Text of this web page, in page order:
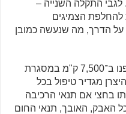
לגבי התקלה השנייה –
להחלפת הצמיגים
על הדרך, מה שנעשה כמובן
את צמיגי ה־CST המקוריים החלפנו ב־7,500 ק"מ במסגרת
מגדיר טיפול בכל
בחצי אם תנאי הרכיבה
האבק, האובך, תנאי החום